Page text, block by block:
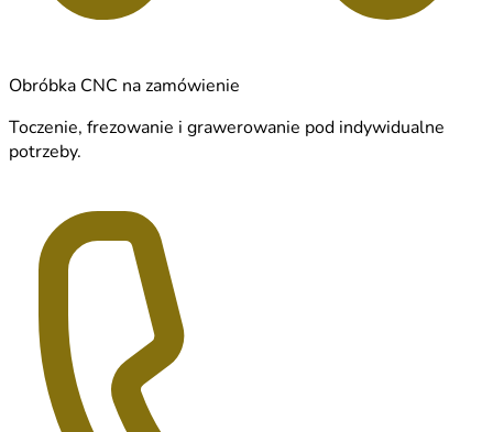
Obróbka CNC na zamówienie
Toczenie, frezowanie i grawerowanie pod indywidualne
potrzeby.